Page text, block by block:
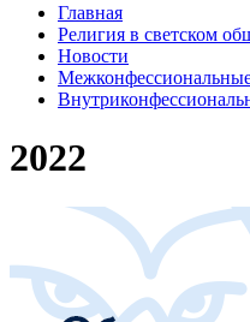
Главная
Религия в светском
Новости
2022